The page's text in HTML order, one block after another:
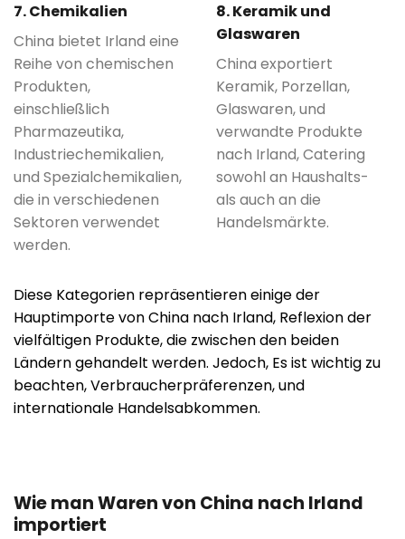
7. Chemikalien
China bietet Irland eine
Reihe von chemischen
Produkten,
einschließlich
Pharmazeutika,
Industriechemikalien,
und Spezialchemikalien,
die in verschiedenen
Sektoren verwendet
werden.
8. Keramik und
Glaswaren
China exportiert
Keramik, Porzellan,
Glaswaren, und
verwandte Produkte
nach Irland, Catering
sowohl an Haushalts-
als auch an die
Handelsmärkte.
Diese Kategorien repräsentieren einige der
Hauptimporte von China nach Irland, Reflexion der
vielfältigen Produkte, die zwischen den beiden
Ländern gehandelt werden. Jedoch, Es ist wichtig zu
beachten, Verbraucherpräferenzen, und
internationale Handelsabkommen.
Wie man Waren von China nach Irland
importiert